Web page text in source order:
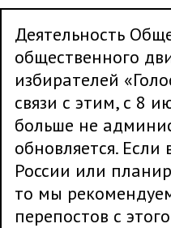
Деятельность
общественного
избирателей
связи с этим, с 8
больше не
обновляется. Если
России или
то мы
перепостов с